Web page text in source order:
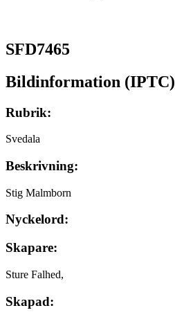
SFD7465
Bildinformation (IPTC)
Rubrik:
Svedala
Beskrivning:
Stig Malmborn
Nyckelord:
Skapare:
Sture Falhed,
Skapad: